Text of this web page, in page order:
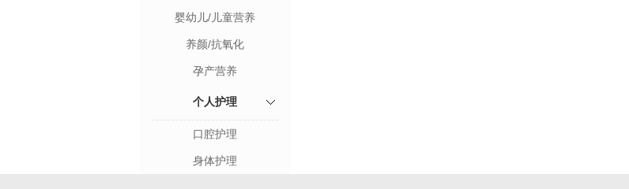
婴幼儿/儿童营养
养颜/抗氧化
孕产营养
个人护理
口腔护理
身体护理